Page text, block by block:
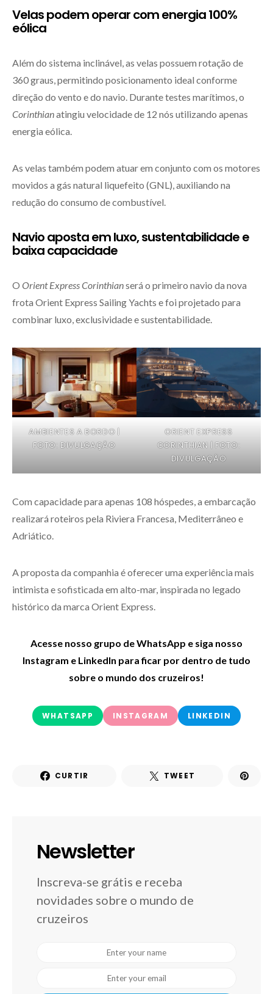
Velas podem operar com energia 100%
eólica
Além do sistema inclinável, as velas possuem rotação de
360 graus, permitindo posicionamento ideal conforme
direção do vento e do navio. Durante testes marítimos, o
Corinthianatingiu velocidade de 12 nós utilizando apenas
energia eólica.
As velas também podem atuar em conjunto com os motores
movidos a gás natural liquefeito (GNL), auxiliando na
redução do consumo de combustível.
Navio aposta em luxo, sustentabilidade e
baixa capacidade
O Orient Express Corinthianserá o primeiro navio da nova
frota Orient Express Sailing Yachts e foi projetado para
combinar luxo, exclusividade e sustentabilidade.
AMBIENTES A BORDO |
FOTO: DIVULGAÇÃO
ORIENT EXPRESS
CORINTHIAN | FOTO:
DIVULGAÇÃO
Com capacidade para apenas 108 hóspedes, a embarcação
realizará roteiros pela Riviera Francesa, Mediterrâneo e
Adriático.
A proposta da companhia é oferecer uma experiência mais
intimista e sofisticada em alto-mar, inspirada no legado
histórico da marca Orient Express.
Acesse nosso grupo de WhatsApp e siga nosso
Instagram e LinkedIn para ficar por dentro de tudo
sobre o mundo dos cruzeiros!
WHATSAPP INSTAGRAM LINKEDIN
CURTIR TWEET
Newsletter
Inscreva-se grátis e receba
novidades sobre o mundo de
cruzeiros